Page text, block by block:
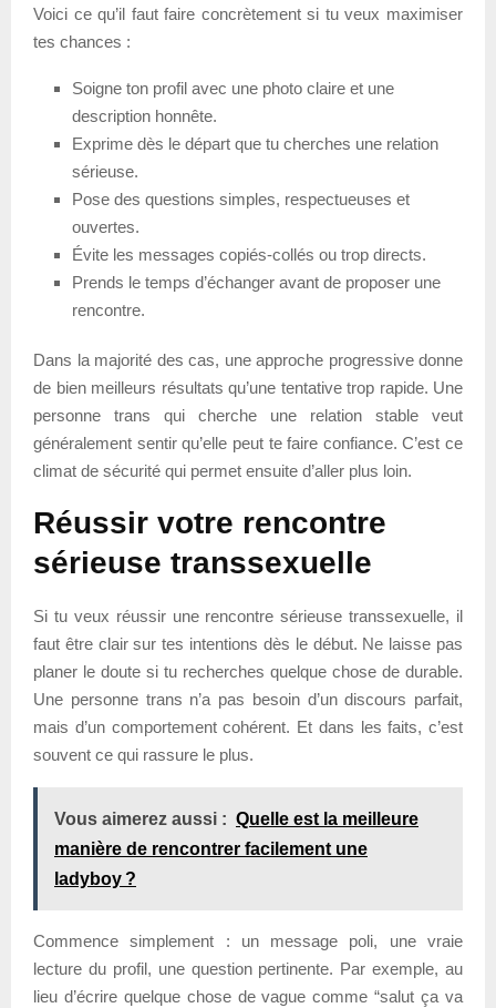
Voici ce qu’il faut faire concrètement si tu veux maximiser
tes chances :
Soigne ton profil avec une photo claire et une
description honnête.
Exprime dès le départ que tu cherches une relation
sérieuse.
Pose des questions simples, respectueuses et
ouvertes.
Évite les messages copiés-collés ou trop directs.
Prends le temps d’échanger avant de proposer une
rencontre.
Dans la majorité des cas, une approche progressive donne
de bien meilleurs résultats qu’une tentative trop rapide. Une
personne trans qui cherche une relation stable veut
généralement sentir qu’elle peut te faire confiance. C’est ce
climat de sécurité qui permet ensuite d’aller plus loin.
Réussir votre rencontre
sérieuse transsexuelle
Si tu veux réussir une rencontre sérieuse transsexuelle, il
faut être clair sur tes intentions dès le début. Ne laisse pas
planer le doute si tu recherches quelque chose de durable.
Une personne trans n’a pas besoin d’un discours parfait,
mais d’un comportement cohérent. Et dans les faits, c’est
souvent ce qui rassure le plus.
Vous aimerez aussi : Quelle est la meilleure
manière de rencontrer facilement une
ladyboy ?
Commence simplement : un message poli, une vraie
lecture du profil, une question pertinente. Par exemple, au
lieu d’écrire quelque chose de vague comme “salut ça va